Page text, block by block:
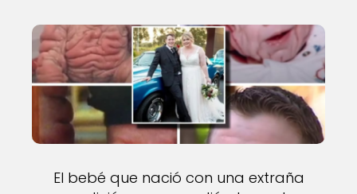
El bebé que nació con una extraña